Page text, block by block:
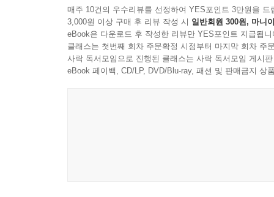
30. 평생 일해서 번 돈이 결국 이자 갚는 데 다 들어
31. 금리 인상 뉴스에 사직서 써둔 가슴이 덜컥 내
32. 내 이름으로 된 자산은 없고, 내 이름으로 된 빚
33. 집값 떨어질까 봐 걱정하는 것보다 이자 못 낼
34. "이번 달만 버티자"는 다짐을 10년째 하고 있는
이 책은 단순히 '퇴직 이후'를 걱정하는 공포 마케
생애 가장 뜨거운 사춘기를 겪고 있는 4549 남성들
'인생 리모델링 기획안'입니다.
매주 10건의 우수리뷰를 선정하여 YES포인트 3만원을 드
3,000원 이상 구매 후 리뷰 작성 시 일반회원 300원, 마니
eBook은 다운로드 후 작성한 리뷰만 YES포인트 지급됩니
클래스는 첫번째 회차 주문확정 시점부터 마지막 회차 주
사락 독서모임으로 진행된 클래스는 사락 독서모임 게시
eBook 페이백, CD/LP, DVD/Blu-ray, 패션 및 판매금지 상